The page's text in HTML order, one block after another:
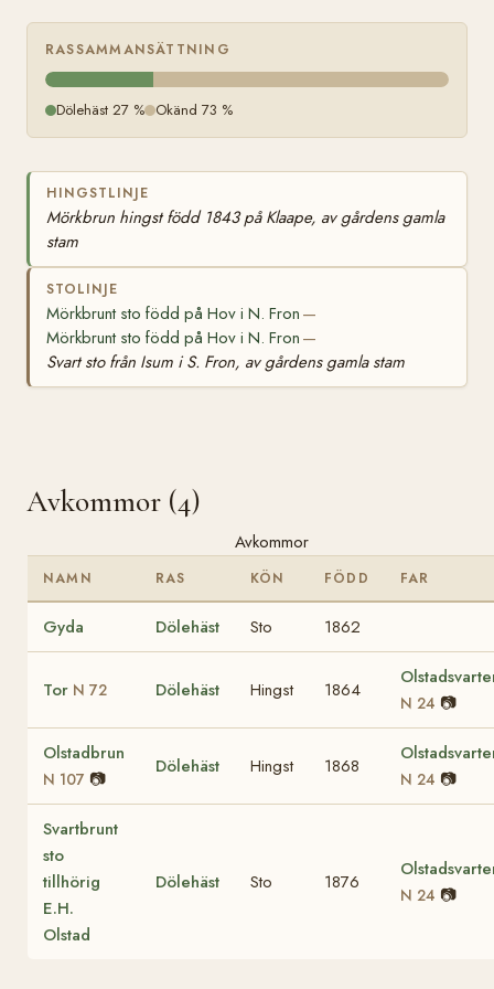
gamla
RASSAMMANSÄTTNING
Dölehäst 27 % Okänd 73 %
HINGSTLINJE
Mörkbrun hingst född 1843 på Klaape, av gårdens gamla
stam
STOLINJE
Mörkbrunt sto född på Hov i N. Fron —
Mörkbrunt sto född på Hov i N. Fron —
Svart sto från Isum i S. Fron, av gårdens gamla stam
Avkommor (4)
Avkommor
NAMN RAS KÖN FÖDD FAR
Gyda Dölehäst Sto 1862
Tor N 72 Dölehäst Hingst 1864
N 24 📷
Olstadbrun
N 107 📷
Dölehäst Hingst 1868
N 24 📷
Svartbrunt
sto
tillhörig
E.H.
Olstad
Dölehäst Sto 1876
N 24 📷